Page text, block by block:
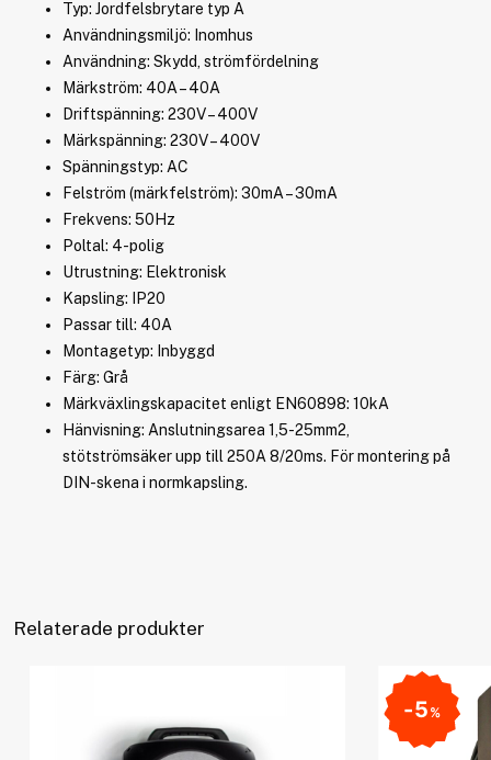
Typ: Jordfelsbrytare typ A
Användningsmiljö: Inomhus
Användning: Skydd, strömfördelning
Märkström: 40A – 40A
Driftspänning: 230V – 400V
Märkspänning: 230V – 400V
Spänningstyp: AC
Felström (märkfelström): 30mA – 30mA
Frekvens: 50Hz
Poltal: 4-polig
Utrustning: Elektronisk
Kapsling: IP20
Passar till: 40A
Montagetyp: Inbyggd
Färg: Grå
Märkväxlingskapacitet enligt EN60898: 10kA
Hänvisning: Anslutningsarea 1,5-25mm2,
stötströmsäker upp till 250A 8/20ms. För montering på
DIN-skena i normkapsling.
Relaterade produkter
5%